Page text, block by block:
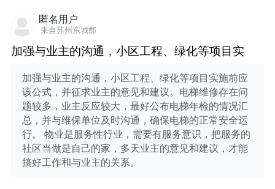
匿名用户
来自苏州东城郡
加强与业主的沟通，小区工程、绿化等项目实
加强与业主的沟通，小区工程、绿化等项目实施前应
该公式，并征求业主的意见和建议。电梯维修存在问
题较多，业主反应较大，最好公布电梯年检的情况汇
总，并与维保单位及时沟通，确保电梯的正常安全运
行。 物业是服务性行业，需要有服务意识，把服务的
社区当做是自己的家，多天业主的意见和建议，才能
搞好工作和与业主的关系。